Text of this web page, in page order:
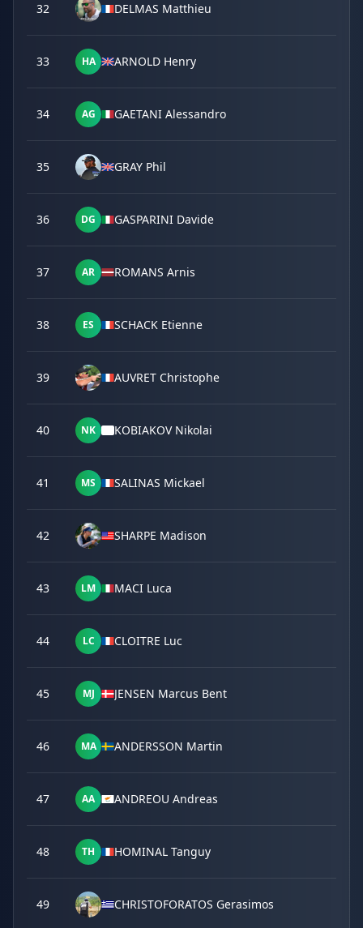
32 DELMAS Matthieu
33 HA ARNOLD Henry
34 AG GAETANI Alessandro
35 GRAY Phil
36 DG GASPARINI Davide
37 AR ROMANS Arnis
38 ES SCHACK Etienne
39 AUVRET Christophe
40 NK KOBIAKOV Nikolai
41 MS SALINAS Mickael
42 SHARPE Madison
43 LM MACI Luca
44 LC CLOITRE Luc
45 MJ JENSEN Marcus Bent
46 MA ANDERSSON Martin
47 AA ANDREOU Andreas
48 TH HOMINAL Tanguy
49 CHRISTOFORATOS Gerasimos